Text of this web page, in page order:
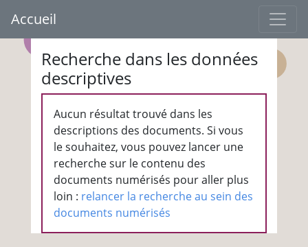
Accueil
Recherche dans les données
descriptives
Aucun résultat trouvé dans les
descriptions des documents. Si vous
le souhaitez, vous pouvez lancer une
recherche sur le contenu des
documents numérisés pour aller plus
loin : relancer la recherche au sein des
documents numérisés